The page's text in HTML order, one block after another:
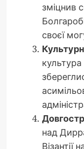
зміцнив
своєї
культура
над
Візантії